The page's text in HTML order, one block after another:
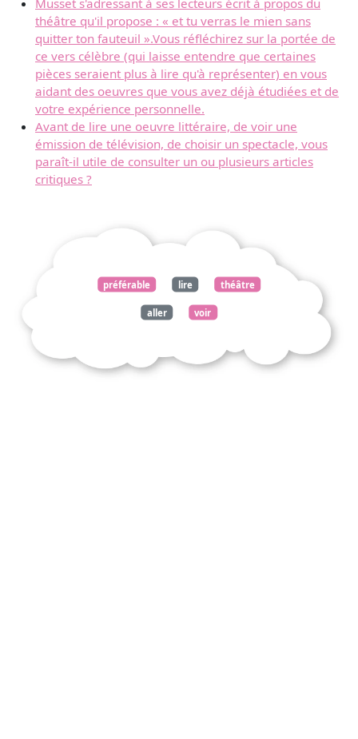
théâtre qu'il propose : « et tu verras le mien sans
quitter ton fauteuil ».Vous réfléchirez sur la portée de
ce vers célèbre (qui laisse entendre que certaines
pièces seraient plus à lire qu'à représenter) en vous
aidant des oeuvres que vous avez déjà étudiées et de
votre expérience personnelle.
Avant de lire une oeuvre littéraire, de voir une
émission de télévision, de choisir un spectacle, vous
paraît-il utile de consulter un ou plusieurs articles
critiques ?
préférable lire théâtre
aller voir